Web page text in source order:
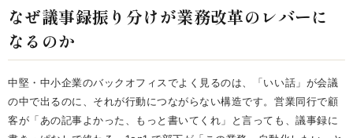
なぜ議事録振り分けが業務改革のレバーに
なるのか
中堅・中小企業のバックオフィスでよく見るのは、「いい話」が会議
の中で出るのに、それが行動につながらない構造です。営業同行で顧
客が「あの記事よかった、もっと書いてくれ」と言っても、議事録に